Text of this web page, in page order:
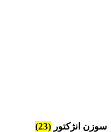
سوزن انژکتور (23)